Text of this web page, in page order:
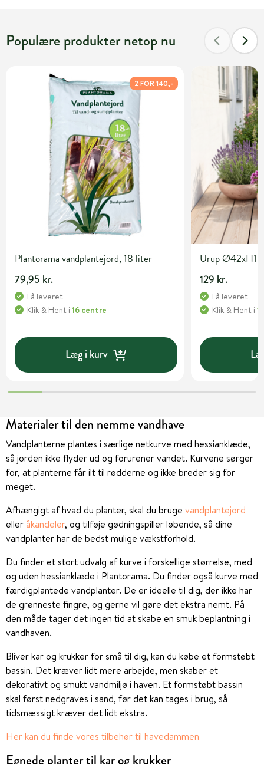
Populære produkter netop nu
2 FOR 140,-
Plantorama vandplantejord, 18 liter
79,95 kr.
Få leveret
Klik & Hent i 16 centre
Læg i kurv
Urup Ø42xH11
129 kr.
Få leveret
Klik & Hent i
Materialer til den nemme vandhave
Vandplanterne plantes i særlige netkurve med hessianklæde,
så jorden ikke flyder ud og forurener vandet. Kurvene sørger
for, at planterne får ilt til rødderne og ikke breder sig for
meget.
Afhængigt af hvad du planter, skal du bruge vandplantejord
eller åkandeler, og tilføje gødningspiller løbende, så dine
vandplanter har de bedst mulige vækstforhold.
Du finder et stort udvalg af kurve i forskellige størrelse, med
og uden hessianklæde i Plantorama. Du finder også kurve med
færdigplantede vandplanter. De er ideelle til dig, der ikke har
de grønneste fingre, og gerne vil gøre det ekstra nemt. På
den måde tager det ingen tid at skabe en smuk beplantning i
vandhaven.
Bliver kar og krukker for små til dig, kan du købe et formstøbt
bassin. Det kræver lidt mere arbejde, men skaber et
dekorativt og smukt vandmiljø i haven. Et formstøbt bassin
skal først nedgraves i sand, før det kan tages i brug, så
tidsmæssigt kræver det lidt ekstra.
Her kan du finde vores tilbehør til havedammen
Egnede planter til kar og krukker